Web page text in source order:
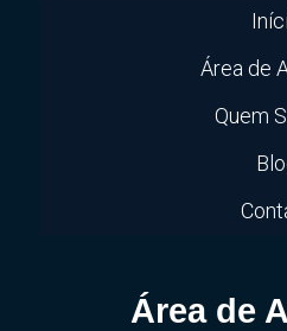
Área de
Quem
Área de